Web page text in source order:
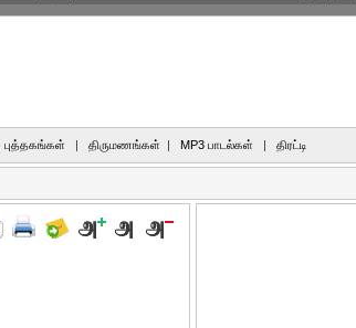
புத்தகங்கள் | திருமணங்கள் | MP3 பாடல்கள் | திரட்டி